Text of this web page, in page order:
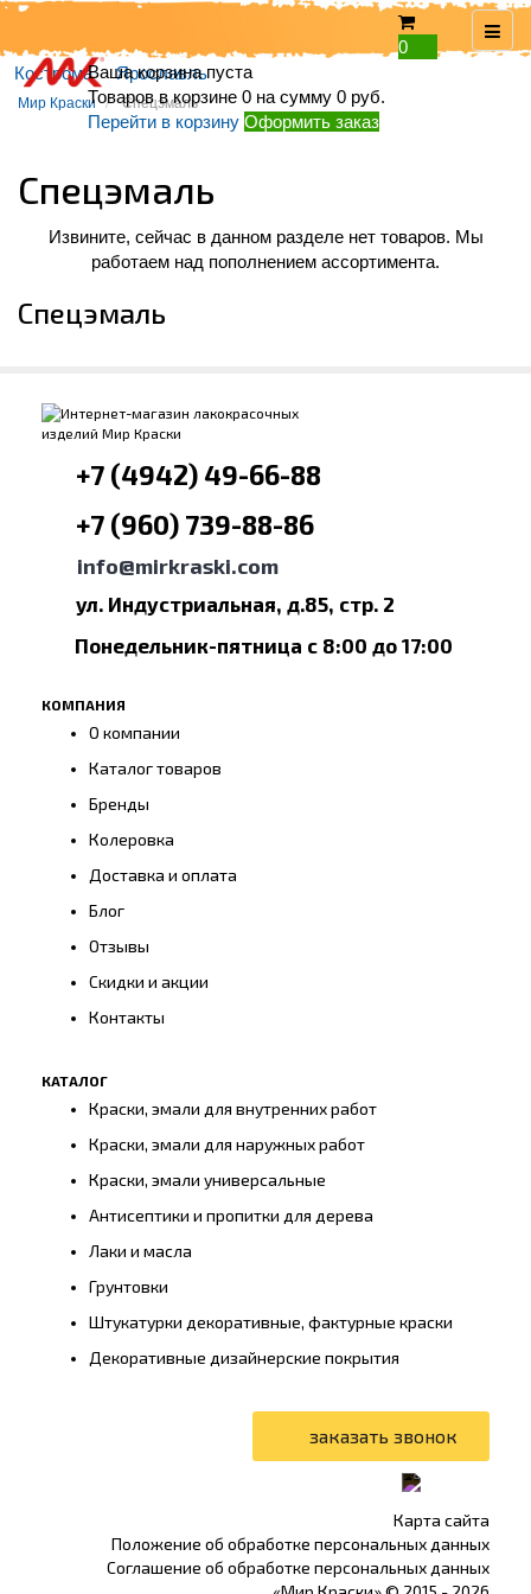
0
Ваша корзина пуста
Товаров в корзине0 на сумму0 руб.
Перейти в корзинуОформить заказ
Кострома Ярославль
Мир Краски Спецэмаль
Спецэмаль
Извините, сейчас в данном разделе нет товаров. Мы
работаем над пополнением ассортимента.
Спецэмаль
+7 (4942) 49-66-88
+7 (960) 739-88-86
info@mirkraski.com
ул. Индустриальная, д.85, стр. 2
Понедельник-пятница с 8:00 до 17:00
КОМПАНИЯ
О компании
Каталог товаров
Бренды
Колеровка
Доставка и оплата
Блог
Отзывы
Скидки и акции
Контакты
КАТАЛОГ
Краски, эмали для внутренних работ
Краски, эмали для наружных работ
Краски, эмали универсальные
Антисептики и пропитки для дерева
Лаки и масла
Грунтовки
Штукатурки декоративные, фактурные краски
Декоративные дизайнерские покрытия
Карта сайта
Положение об обработке персональных данных
Соглашение об обработке персональных данных